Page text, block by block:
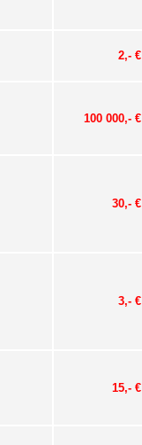
2,- €
100 000,- €
30,- €
3,- €
15,- €